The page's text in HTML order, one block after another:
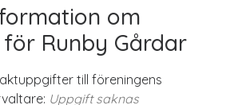
om
Runby Gårdar
till föreningens
Uppgift saknas